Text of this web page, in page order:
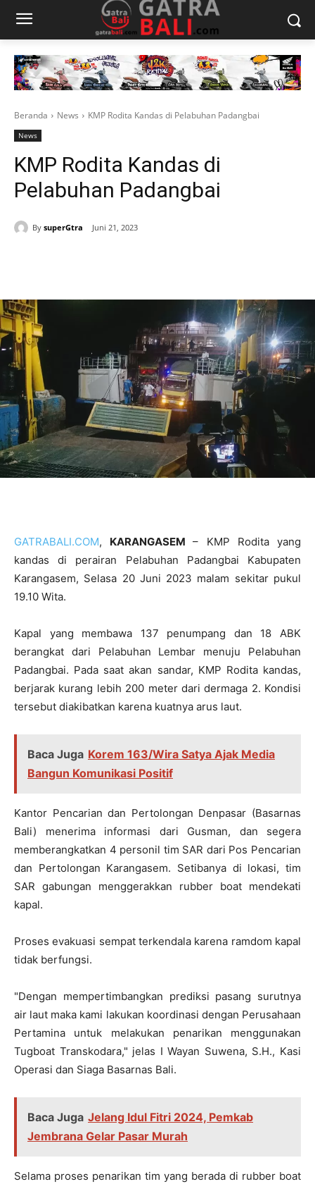
Beranda News KMP Rodita Kandas di Pelabuhan Padangbai
News
KMP Rodita Kandas di
Pelabuhan Padangbai
By superGtra Juni 21, 2023
GATRABALI.COM, KARANGASEM– KMP Rodita yang
kandas di perairan Pelabuhan Padangbai Kabupaten
Karangasem, Selasa 20 Juni 2023 malam sekitar pukul
19.10 Wita.
Kapal yang membawa 137 penumpang dan 18 ABK
berangkat dari Pelabuhan Lembar menuju Pelabuhan
Padangbai. Pada saat akan sandar, KMP Rodita kandas,
berjarak kurang lebih 200 meter dari dermaga 2. Kondisi
tersebut diakibatkan karena kuatnya arus laut.
Baca Juga Korem 163/Wira Satya Ajak Media
Bangun Komunikasi Positif
Kantor Pencarian dan Pertolongan Denpasar (Basarnas
Bali) menerima informasi dari Gusman, dan segera
memberangkatkan 4 personil tim SAR dari Pos Pencarian
dan Pertolongan Karangasem. Setibanya di lokasi, tim
SAR gabungan menggerakkan rubber boat mendekati
kapal.
Proses evakuasi sempat terkendala karena ramdom kapal
tidak berfungsi.
"Dengan mempertimbangkan prediksi pasang surutnya
air laut maka kami lakukan koordinasi dengan Perusahaan
Pertamina untuk melakukan penarikan menggunakan
Tugboat Transkodara," jelas I Wayan Suwena, S.H., Kasi
Operasi dan Siaga Basarnas Bali.
Baca Juga Jelang Idul Fitri 2024, Pemkab
Jembrana Gelar Pasar Murah
Selama proses penarikan tim yang berada di rubber boat